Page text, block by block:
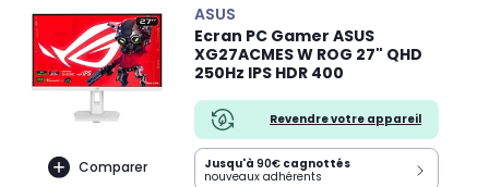
Comparer
ASUS
Ecran PC Gamer ASUS
XG27ACMES W ROG 27" QHD
250Hz IPS HDR 400
Revendre votre appareil
Jusqu'à 90€ cagnottés
nouveaux adhérents